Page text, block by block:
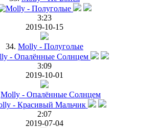
3:23
2019-10-15
34. Molly - Полуголые
3:09
2019-10-01
Molly - Опалённые Солнцем
2:07
2019-07-04